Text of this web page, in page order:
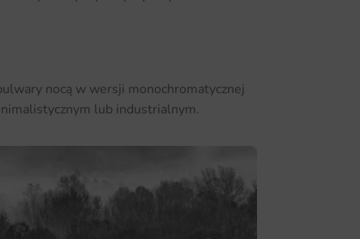
nocą w wersji monochromatycznej
lub industrialnym.